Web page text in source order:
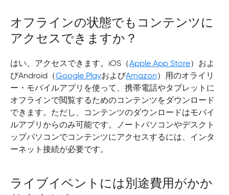
オフラインの状態でもコンテンツに
アクセスできますか？
はい、アクセスできます。iOS（Apple App Store）およ
びAndroid（Google PlayおよびAmazon）用のオライリ
ー・モバイルアプリを使って、携帯電話やタブレットに
オフラインで閲覧するためのコンテンツをダウンロード
できます。ただし、コンテンツのダウンロードはモバイ
ルアプリからのみ可能です。ノートパソコンやデスクト
ップパソコンでコンテンツにアクセスするには、インタ
ーネット接続が必要です。
ライブイベントには別途費用がかか